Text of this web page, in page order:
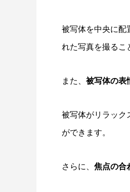
被写体を中央に配
れた写真を撮るこ
また、 被写体の表
被写体がリラック
ができます。
さらに、 焦点の合